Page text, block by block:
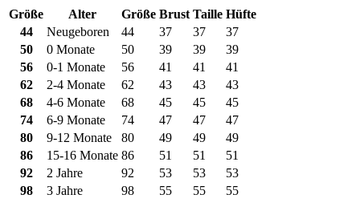
Größe Alter Größe Brust Taille Hüfte
44
Neugeboren 44 37 37
37
50
0 Monate 50 39 39
39
56
0-1 Monate 56 41 41
41
62
2-4 Monate 62 43 43
43
68
4-6 Monate 68 45 45
45
74
6-9 Monate 74 47 47
47
80
9-12 Monate 80 49 49
49
86
15-16 Monate 86 51 51
51
92
2 Jahre 92 53 53
53
98
3 Jahre 98 55 55 55